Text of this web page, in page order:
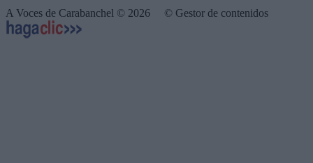
A Voces de Carabanchel © 2026 © Gestor de contenidos